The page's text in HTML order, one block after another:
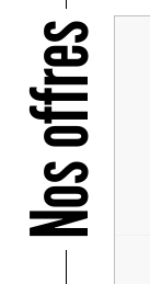
Nos offres